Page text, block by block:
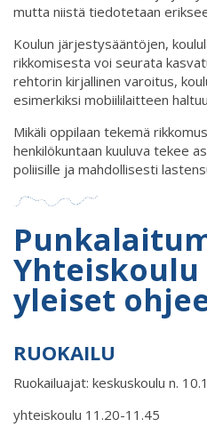
mutta niistä tiedotetaan
Koulun järjestysääntöjen,
rikkomisesta voi seurata
rehtorin kirjallinen varoitus,
esimerkiksi mobiililaitteen
Mikäli oppilaan tekemä
henkilökuntaan kuuluva tekee
poliisille ja mahdollisesti
Yhteiskoulu
yleiset
RUOKAILU
Ruokailuajat: keskuskoulu n.
yhteiskoulu 11.20-11.45